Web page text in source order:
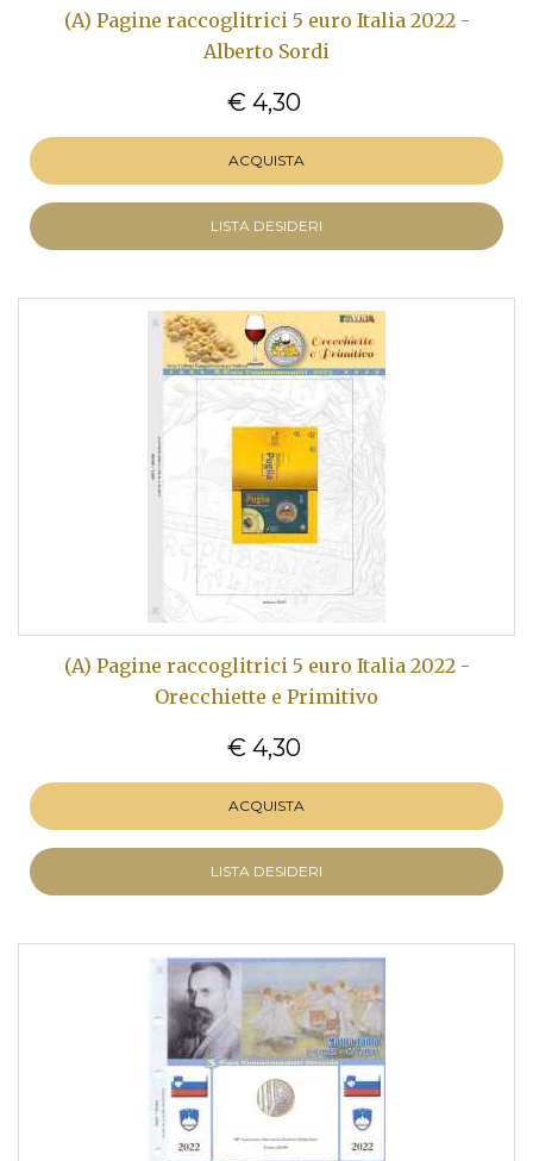
(A) Pagine raccoglitrici 5 euro Italia 2022 -
Alberto Sordi
€ 4,30
ACQUISTA
LISTA DESIDERI
(A) Pagine raccoglitrici 5 euro Italia 2022 -
Orecchiette e Primitivo
€ 4,30
ACQUISTA
LISTA DESIDERI